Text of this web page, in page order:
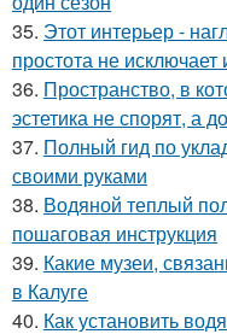
35. Этот интерьер -
простота не исключает
36. Пространство, в
эстетика не спорят, а
37. Полный гид по
своими руками
38. Водяной теплый
пошаговая инструкция
39. Какие музеи,
в Калуге
40. Как установить